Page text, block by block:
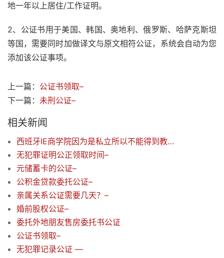
地一年以上居住/工作证明。
2、公证书用于美国、韩国、奥地利、俄罗斯、哈萨克斯坦
等国，需要同时加做译文与原文相符公证，系统会自动为您
添加该公证事项。
上一篇： 公证书领取–
下一篇： 未刑公证–
相关新闻
西班牙IE商学院因为是私立所以不能得到教育部的学历公证，国内知名度不高的商学院master毕业之后就业怎样呢
无犯罪证明公正领取时间–
元储蓄卡的公证–
公积金贷款委托公证–
亲属关系公证需要几天？–
婚前股权公证–
委托外地朋友售房委托书公证
公证书领取–
无犯罪记录公证 —